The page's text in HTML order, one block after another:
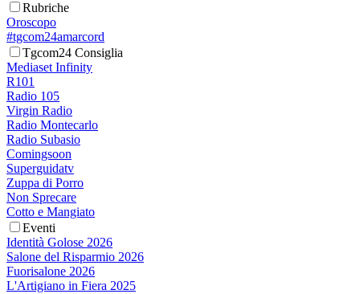
Rubriche
Oroscopo
#tgcom24amarcord
Tgcom24 Consiglia
Mediaset Infinity
R101
Radio 105
Virgin Radio
Radio Montecarlo
Radio Subasio
Comingsoon
Superguidatv
Zuppa di Porro
Non Sprecare
Cotto e Mangiato
Eventi
Identità Golose 2026
Salone del Risparmio 2026
Fuorisalone 2026
L'Artigiano in Fiera 2025